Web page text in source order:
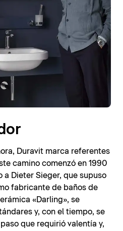
Duravit marca referentes
camino comenzó en 1990
Dieter Sieger, que supuso
fabricante de baños de
«Darling», se
y, con el tiempo, se
que requirió valentía y,